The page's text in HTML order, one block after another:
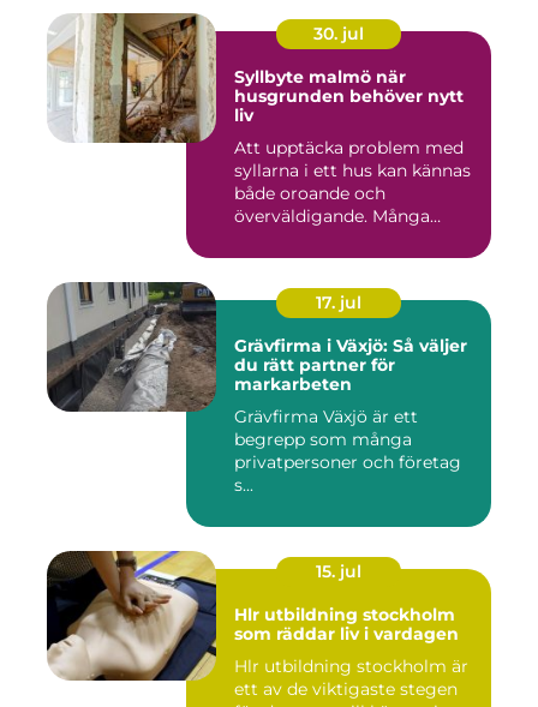
30. jul
Syllbyte malmö när
husgrunden behöver nytt
liv
Att upptäcka problem med
syllarna i ett hus kan kännas
både oroande och
överväldigande. Många
17. jul
Grävfirma i Växjö: Så väljer
du rätt partner för
markarbeten
Grävfirma Växjö är ett
begrepp som många
privatpersoner och företag
s...
15. jul
Hlr utbildning stockholm
som räddar liv i vardagen
Hlr utbildning stockholm är
ett av de viktigaste stegen